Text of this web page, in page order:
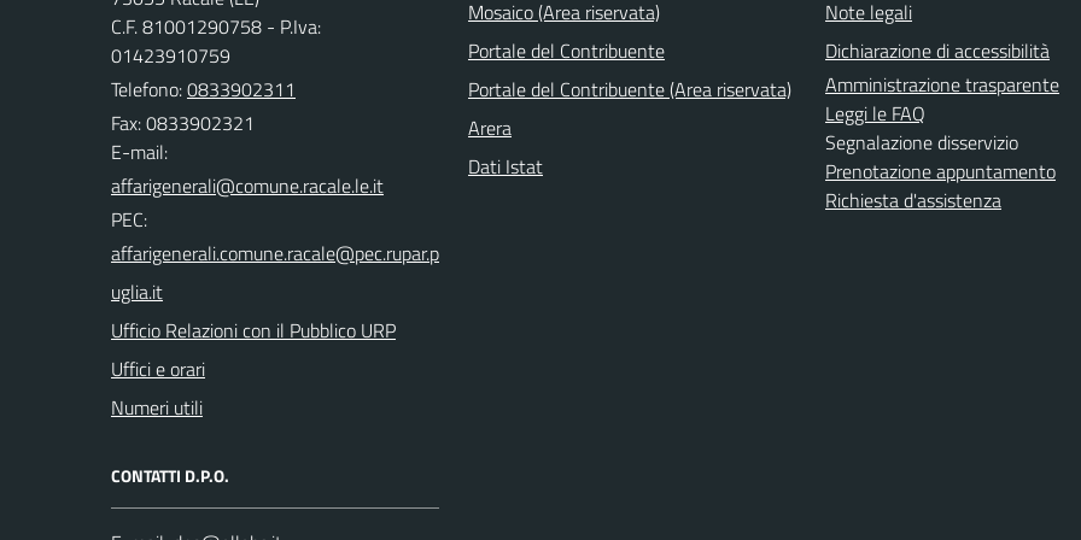
C.F. 81001290758 - P.Iva:
01423910759
Telefono:0833902311
Fax: 0833902321
E-mail:
PEC:
Ufficio Relazioni con il Pubblico URP
Uffici e orari
Numeri utili
CONTATTI D.P.O.
Mosaico (Area riservata)
Portale del Contribuente
Portale del Contribuente (Area riservata)
Arera
Dati Istat
Note legali
Dichiarazione di accessibilità
Amministrazione trasparente
Leggi le FAQ
Segnalazione disservizio
Prenotazione appuntamento
Richiesta d'assistenza